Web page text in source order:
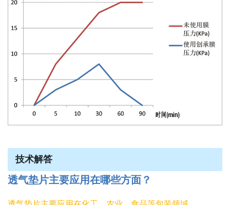
技术解答
透气垫片主要应用在哪些方面？